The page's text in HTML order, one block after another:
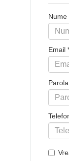
Nume
Email